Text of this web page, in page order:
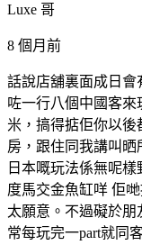
Luxe 哥
8 個月前
話說店舖裏面成日
咗一行八個中國客
米，搞得掂佢你以
房，跟住同我講叫
日本嘅玩法係無呢
度馬交金魚缸咩 佢
太願意。不過礙於
常每玩完一part就同